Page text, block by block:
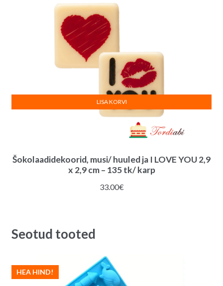
Šokolaadidekoorid, musi/ huuled ja I LOVE YOU 2,9
x 2,9 cm – 135 tk/ karp
33.00€
LISA KORVI
Seotud tooted
HEA HIND!